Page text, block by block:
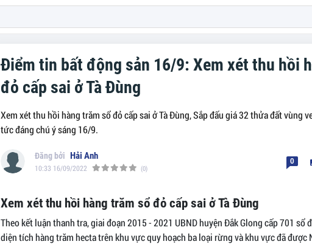
Điểm tin bất động sản 16/9: Xem xét thu hồi
đỏ cấp sai ở Tà Đùng
Xem xét thu hồi hàng trăm sổ đỏ cấp sai ở Tà Đùng, Sắp đấu giá 32 thửa đất vùng
tức đáng chú ý sáng 16/9.
Hải Anh
10:33 16/09/2022 (0)
0
Xem xét thu hồi hàng trăm sổ đỏ cấp sai ở Tà Đùng
Theo kết luận thanh tra, giai đoạn 2015 - 2021 UBND huyện Đắk Glong cấp 701 sổ
diện tích hàng trăm hecta trên khu vực quy hoạch ba loại rừng và khu vực đã được